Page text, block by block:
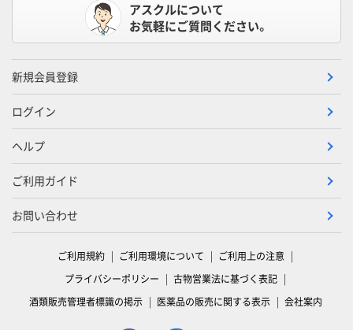
アスクルについて
お気軽にご質問ください。
新規会員登録
ログイン
ヘルプ
ご利用ガイド
お問い合わせ
ご利用規約 ご利用環境について
ご利用上の注意
プライバシーポリシー
古物営業法に基づく表記
酒類販売管理者標識の掲示
医薬品の販売に関する表示 会社案内